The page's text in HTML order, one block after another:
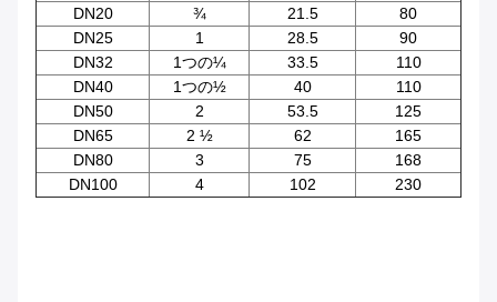
DN20
¾ 21.5
80
DN25
1 28.5
90
DN32
1つの¼ 33.5
110
DN40
1つの½ 40
110
DN50
2 53.5
125
DN65
2 ½ 62
165
DN80
3 75
168
DN100
4 102 230